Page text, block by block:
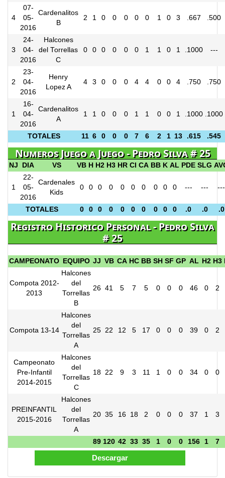
4
07-
05-
2016
Cardenalitos
B
2 1 0 0 0 0 0 1 0 3 .667 .500
3
24-
04-
2016
Halcones
del Torrellas
C
0 0 0 0 0 0 1 1 0 1 .1000 ---
2
23-
04-
2016
Henry
Lopez A
4 3 0 0 0 4 4 0 0 4 .750 .750
1
16-
04-
2016
Cardenalitos
A
1 1 0 0 0 1 1 0 0 1 .1000 .1000
TOTALES 11 6 0 0 0 7 6 2 1 13 .615 .545
Numeros Juego a Juego - Pedro Silva # 25
NJ DIA VS VB H H2 H3 HR CI CA BB K AL PDE SLG
1
22-
05-
2016
Cardenales
Kids
0 0 0 0 0 0 0 0 0 0 --- --- ---
TOTALES 0 0 0 0 0 0 0 0 0 0 .0 .0 .0
Registro Historico Personal - Pedro Silva
# 25
CAMPEONATO EQUIPO JJ VB CA HC BB SH SF GP AL H2 H3
Compota 2012-
2013
Halcones
del
Torrellas
B
26 41 5 7 5 0 0 0 46 0 2
Compota 13-14
Halcones
del
Torrellas
A
25 22 12 5 17 0 0 0 39 0 2
Campeonato
Pre-Infantil
2014-2015
Halcones
del
Torrellas
C
18 22 9 3 11 1 0 0 34 0 0
PREINFANTIL
2015-2016
Halcones
del
Torrellas
A
20 35 16 18 2 0 0 0 37 1 3
89 120 42 33 35 1 0 0 156 1 7